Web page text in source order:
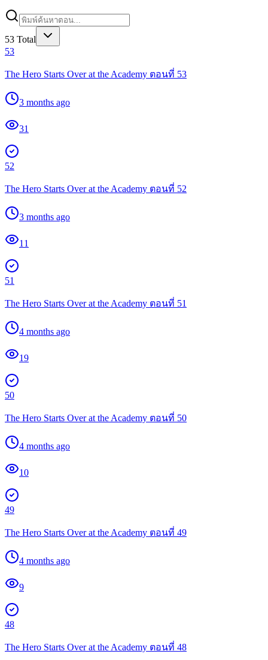
53 Total
53
The Hero Starts Over at the Academy ตอนที่ 53
3 months ago
31
52
The Hero Starts Over at the Academy ตอนที่ 52
3 months ago
11
51
The Hero Starts Over at the Academy ตอนที่ 51
4 months ago
19
50
The Hero Starts Over at the Academy ตอนที่ 50
4 months ago
10
49
The Hero Starts Over at the Academy ตอนที่ 49
4 months ago
9
48
The Hero Starts Over at the Academy ตอนที่ 48